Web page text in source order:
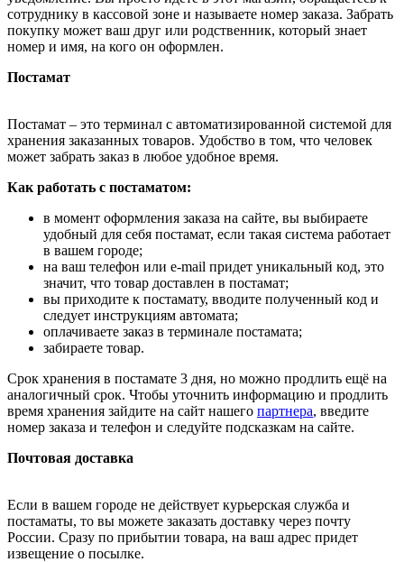
сотруднику в кассовой зоне и называете номер заказа. Забрать
покупку может ваш друг или родственник, который знает
номер и имя, на кого он оформлен.
Постамат
Постамат – это терминал с автоматизированной системой для
хранения заказанных товаров. Удобство в том, что человек
может забрать заказ в любое удобное время.
Как работать с постаматом:
в момент оформления заказа на сайте, вы выбираете
удобный для себя постамат, если такая система работает
в вашем городе;
на ваш телефон или e-mail придет уникальный код, это
значит, что товар доставлен в постамат;
вы приходите к постамату, вводите полученный код и
следует инструкциям автомата;
оплачиваете заказ в терминале постамата;
забираете товар.
Срок хранения в постамате 3 дня, но можно продлить ещё на
аналогичный срок. Чтобы уточнить информацию и продлить
время хранения зайдите на сайт нашего партнера, введите
номер заказа и телефон и следуйте подсказкам на сайте.
Почтовая доставка
Если в вашем городе не действует курьерская служба и
постаматы, то вы можете заказать доставку через почту
России. Сразу по прибытии товара, на ваш адрес придет
извещение о посылке.